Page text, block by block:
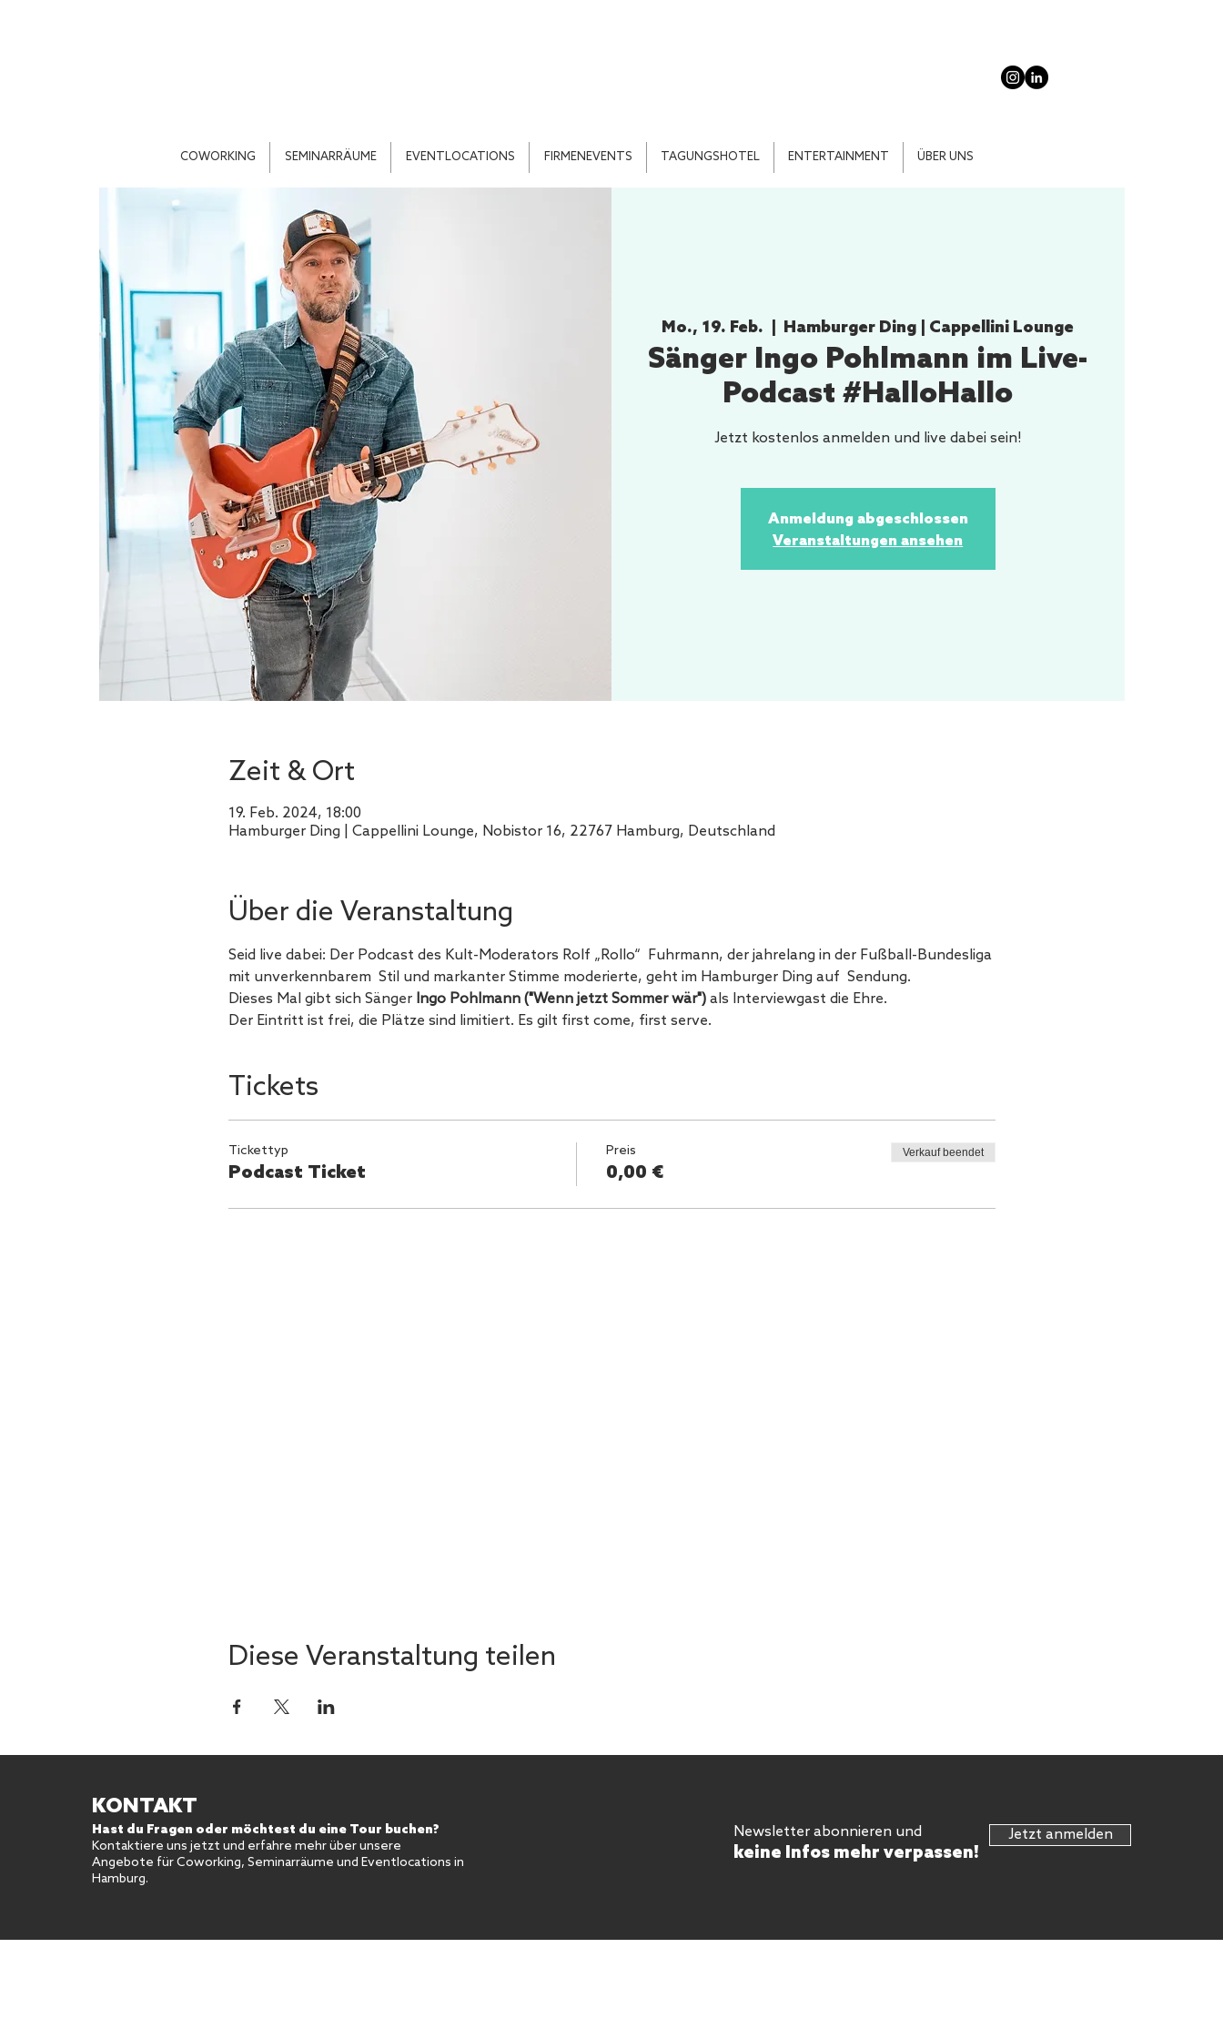
COWORKING SEMINARRÄUME EVENTLOCATIONS FIRMENEVENTS TAGUNGSHOTEL ENTERTAINMENT ÜBER UNS
Mo., 19. Feb. Hamburger Ding | Cappellini Lounge
Sänger Ingo Pohlmann im Live-
Podcast #HalloHallo
Jetzt kostenlos anmelden und live dabei sein!
Anmeldung abgeschlossen
Veranstaltungen ansehen
Zeit & Ort
19. Feb. 2024, 18:00
Hamburger Ding | Cappellini Lounge, Nobistor 16, 22767 Hamburg, Deutschland
Über die Veranstaltung
Seid live dabei: Der Podcast des Kult-Moderators Rolf „Rollo“  Fuhrmann, der jahrelang in der Fußball-Bundesliga
mit unverkennbarem  Stil und markanter Stimme moderierte, geht im Hamburger Ding auf  Sendung.
Dieses Mal gibt sich Sänger Ingo Pohlmann ("Wenn jetzt Sommer wär") als Interviewgast die Ehre.
Der Eintritt ist frei, die Plätze sind limitiert. Es gilt first come, first serve.
Tickets
Tickettyp
Podcast Ticket
Preis
0,00 €
Verkauf beendet
Diese Veranstaltung teilen
KONTAKT
Hast du Fragen oder möchtest du eine Tour buchen?
Kontaktiere uns jetzt und erfahre mehr über unsere
Angebote für Coworking, Seminarräume und Eventlocations in
Hamburg.
Newsletter abonnieren und
keine Infos mehr verpassen!
Jetzt anmelden